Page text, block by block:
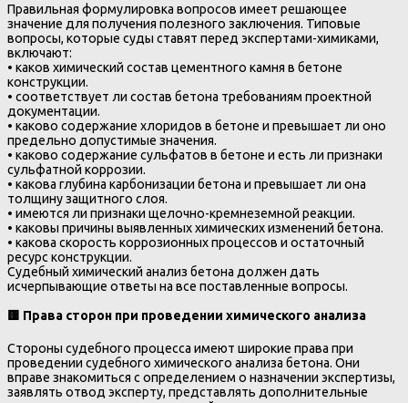
Правильная формулировка вопросов имеет решающее
значение для получения полезного заключения. Типовые
вопросы, которые суды ставят перед экспертами-химиками,
включают:
• каков химический состав цементного камня в бетоне
конструкции.
• соответствует ли состав бетона требованиям проектной
документации.
• каково содержание хлоридов в бетоне и превышает ли оно
предельно допустимые значения.
• каково содержание сульфатов в бетоне и есть ли признаки
сульфатной коррозии.
• какова глубина карбонизации бетона и превышает ли она
толщину защитного слоя.
• имеются ли признаки щелочно-кремнеземной реакции.
• каковы причины выявленных химических изменений бетона.
• какова скорость коррозионных процессов и остаточный
ресурс конструкции.
Судебный химический анализ бетона должен дать
исчерпывающие ответы на все поставленные вопросы.
🟨 Права сторон при проведении химического анализа
Стороны судебного процесса имеют широкие права при
проведении судебного химического анализа бетона. Они
вправе знакомиться с определением о назначении экспертизы,
заявлять отвод эксперту, представлять дополнительные